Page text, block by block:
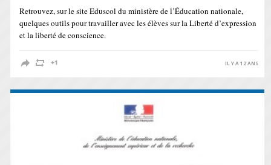
Retrouvez, sur le site Eduscol du ministère de l’Éducation nationale,
quelques outils pour travailler avec les élèves sur la Liberté d’expression
et la liberté de conscience.
IL Y A 12 ANS